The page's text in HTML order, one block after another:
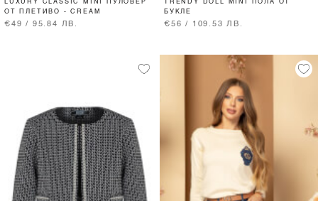
LUXURY CLASSIC MINI ПУЛОВЕР
ОТ ПЛЕТИВО - CREAM
€49 / 95.84 ЛВ.
TRENDY DOLL MINI ПОЛА ОТ
БУКЛЕ
€56 / 109.53 ЛВ.